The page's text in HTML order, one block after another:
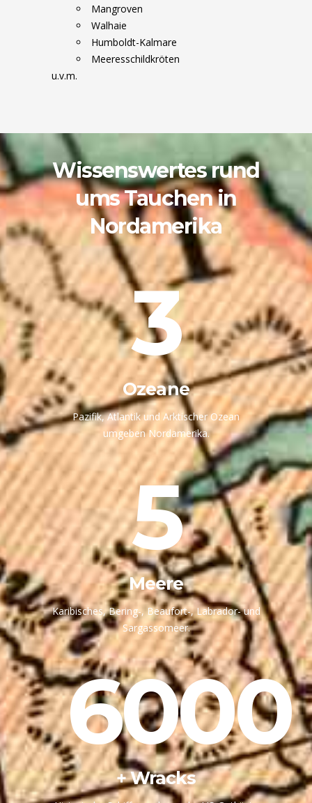
Mangroven
Walhaie
Humboldt-Kalmare
Meeresschildkröten
u.v.m.
Wissenswertes rund
ums Tauchen in
Nordamerika
3
Ozeane
Pazifik, Atlantik und Arktischer Ozean
umgeben Nordamerika.
5
Meere
Karibisches, Bering-, Beaufort-, Labrador- und
Sargassomeer.
6000
+ Wracks